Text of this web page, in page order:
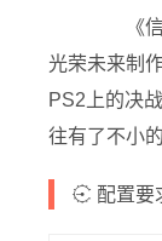
《信长
光荣未来制
PS2上的决
往有了不小
配置要